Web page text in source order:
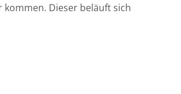
Dieser beläuft sich